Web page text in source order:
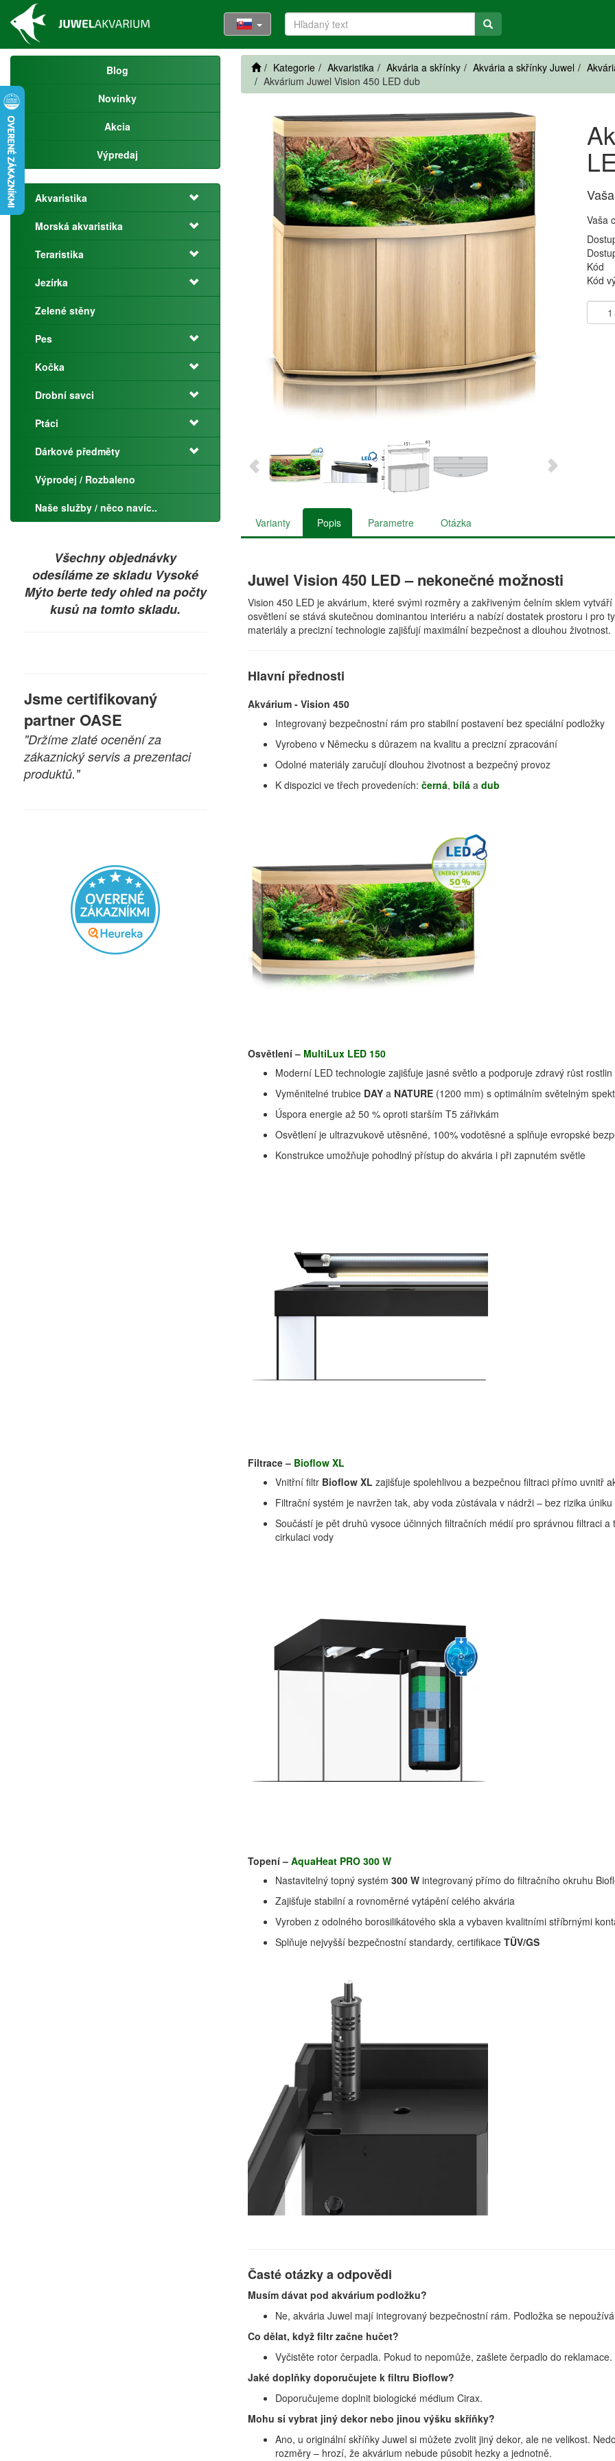
Blog
Novinky
Akcia
Výpredaj
Akvaristika
Morská akvaristika
Teraristika
Jezírka
Zelené stěny
Pes
Kočka
Drobní savci
Ptáci
Dárkové předměty
Výprodej / Rozbaleno
Naše služby / něco navíc..
Všechny objednávky
odesíláme ze skladu Vysoké
Mýto berte tedy ohled na počty
kusů na tomto skladu.
Jsme certifikovaný
partner OASE
"Držíme zlaté ocenění za
zákaznický servis a prezentaci
produktů."
Kategorie Akvaristika Akvária a skřínky Akvária a skřínky Juwel
Akvárium Juwel Vision 450 LED dub
Vaša
Kód
Kód
Varianty Popis Parametre Otázka
Juwel Vision 450 LED – nekonečné možnosti
Vision 450 LED je akvárium, které svými rozměry a zakřiveným čelním sklem
osvětlení se stává skutečnou dominantou interiéru a nabízí dostatek prostoru i pro
materiály a precizní technologie zajišťují maximální bezpečnost a dlouhou životnost.
Hlavní přednosti
Akvárium - Vision 450
Integrovaný bezpečnostní rám pro stabilní postavení bez speciální podložky
Vyrobeno v Německu s důrazem na kvalitu a precizní zpracování
Odolné materiály zaručují dlouhou životnost a bezpečný provoz
K dispozici ve třech provedeních: černá, bílá a dub
Osvětlení – MultiLux LED 150
Moderní LED technologie zajišťuje jasné světlo a podporuje zdravý růst rostlin
Vyměnitelné trubice DAY a NATURE (1200 mm) s optimálním světelným
Úspora energie až 50 % oproti starším T5 zářivkám
Osvětlení je ultrazvukově utěsněné, 100% vodotěsné a splňuje evropské
Konstrukce umožňuje pohodlný přístup do akvária i při zapnutém světle
Filtrace – Bioflow XL
Vnitřní filtr Bioflow XL zajišťuje spolehlivou a bezpečnou filtraci přímo uvnitř
Filtrační systém je navržen tak, aby voda zůstávala v nádrži – bez rizika úniku
Součástí je pět druhů vysoce účinných filtračních médií pro správnou filtraci a
cirkulaci vody
Topení – AquaHeat PRO 300 W
Nastavitelný topný systém 300 W integrovaný přímo do filtračního okruhu
Zajišťuje stabilní a rovnoměrné vytápění celého akvária
Vyroben z odolného borosilikátového skla a vybaven kvalitními stříbrnými
Splňuje nejvyšší bezpečnostní standardy, certifikace TÜV/GS
Časté otázky a odpovědi
Musím dávat pod akvárium podložku?
Ne, akvária Juwel mají integrovaný bezpečnostní rám. Podložka se
Co dělat, když filtr začne hučet?
Vyčistěte rotor čerpadla. Pokud to nepomůže, zašlete čerpadlo do reklamace.
Jaké doplňky doporučujete k filtru Bioflow?
Doporučujeme doplnit biologické médium Cirax.
Mohu si vybrat jiný dekor nebo jinou výšku skříňky?
Ano, u originální skříňky Juwel si můžete zvolit jiný dekor, ale ne velikost.
rozměry – hrozí, že akvárium nebude působit hezky a jednotně.